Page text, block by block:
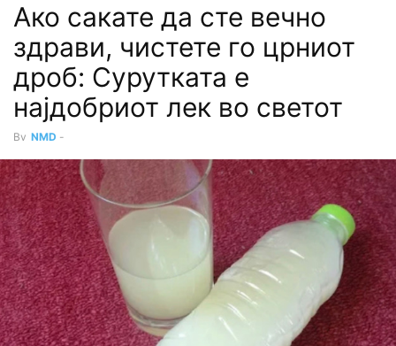
Ако сакате да сте вечно
здрави, чистете го црниот
дроб: Сурутката е
најдобриот лек во светот
By NMD -